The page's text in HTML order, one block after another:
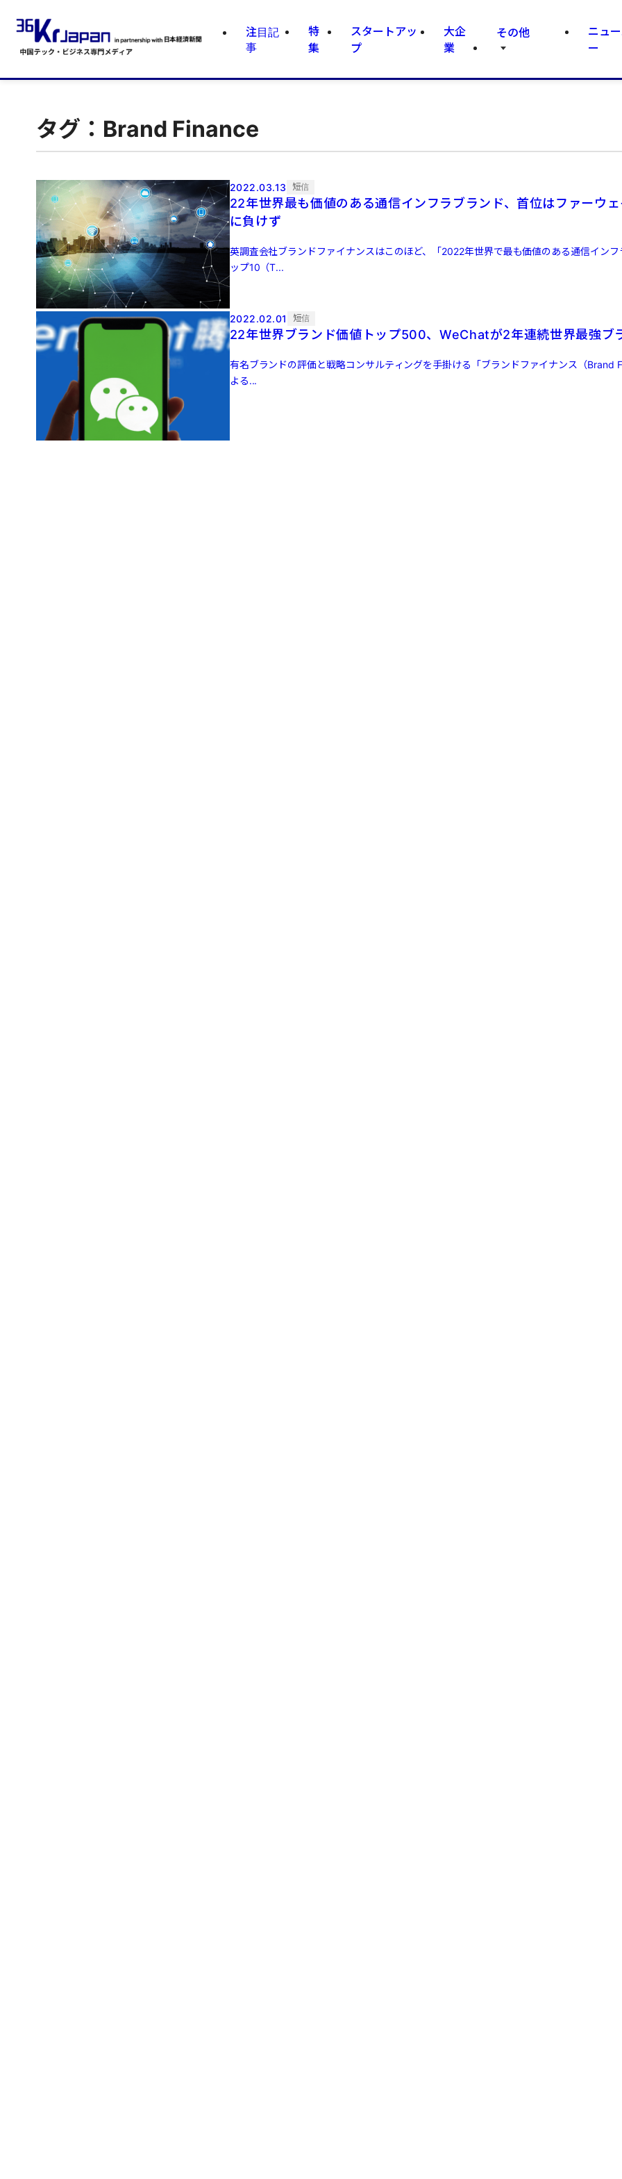
注目記
事
特
集
スタートアッ
プ
大企
業
その他
ニュ
ー
タグ：Brand Finance
2022.03.13 短信
22年世界最も価値のある通信インフラブランド、首位はファーウ
に負けず
英調査会社ブランドファイナンスはこのほど、「2022年世界で最も価値のある通信イン
ップ10（T...
2022.02.01 短信
22年世界ブランド価値トップ500、WeChatが2年連続世界最強ブ
有名ブランドの評価と戦略コンサルティングを手掛ける「ブランドファイナンス（Brand
よる...